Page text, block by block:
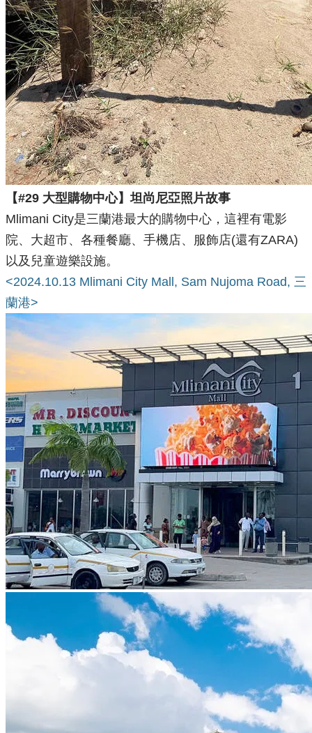
【#29 大型購物中心】坦尚尼亞照片故事
Mlimani City是三蘭港最大的購物中心，這裡有電影
院、大超市、各種餐廳、手機店、服飾店(還有ZARA)
以及兒童遊樂設施。
<2024.10.13 Mlimani City Mall, Sam Nujoma Road, 三
蘭港>